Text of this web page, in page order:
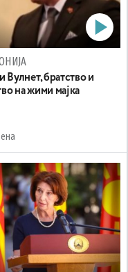
Вулнет, братство и
на жими мајка